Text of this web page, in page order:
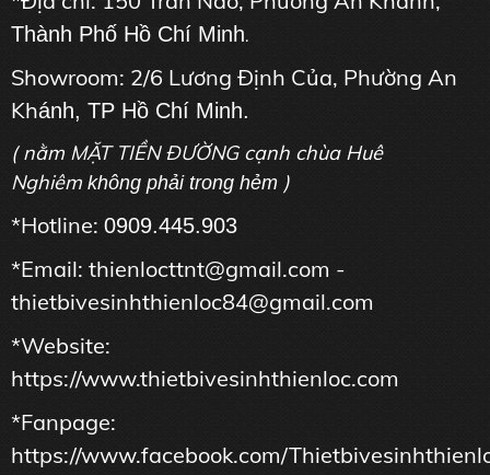
Thành Phố Hồ Chí Minh.
Showroom: 2/6 Lương Định Của, Phường An
Khánh, TP Hồ Chí Minh.
( nằm MẶT TIỀN ĐƯỜNG cạnh chùa Huê
Nghiêm không phải trong hẻm )
*Hotline: 0909.445.903
*Email: thienlocttnt@gmail.com -
thietbivesinhthienloc84@gmail.com
*Website:
https://www.thietbivesinhthienloc.com
*Fanpage:
https://www.facebook.com/